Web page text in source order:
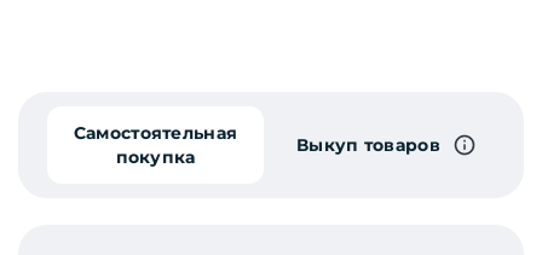
Самостоятельная
покупка
Выкуп товаров